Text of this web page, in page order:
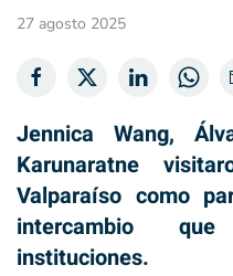
27 agosto 2025
Jennica Wang,
Karunaratne
Valparaíso como
intercambio
instituciones.